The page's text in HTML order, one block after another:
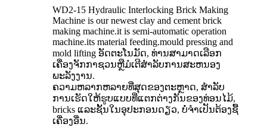
WD2-15 Hydraulic Interlocking Brick Making
Machine is our newest clay and cement brick
making machine.it is semi-automatic operation
machine.its material feeding.mould pressing and
mold lifting ອັດຕະໂນມັດ, ທ່ານສາມາດເລືອກ
ເຄື່ອງຈັກກາຊວນຫຼືມໍເຕີສໍາລັບການສະຫນອງ
ພະລັງງານ.
ຄວາມຫລາກຫລາຍທີ່ສຸດຂອງຕະຫຼາດ, ສໍາລັບ
ການເຮັດໃຫ້ຮູບແບບທີ່ແຕກຕ່າງກັນຂອງທ່ອນໄມ້,
bricks ແລະຊັ້ນໃນອຸປະກອນດຽວ, ບໍ່ຈໍາເປັນຕ້ອງຊື້
ເຄື່ອງອື່ນ.